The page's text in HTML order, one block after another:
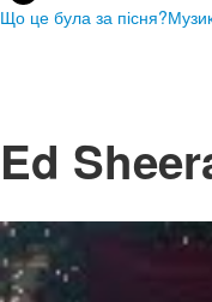
Що це була за пісня?
Ed